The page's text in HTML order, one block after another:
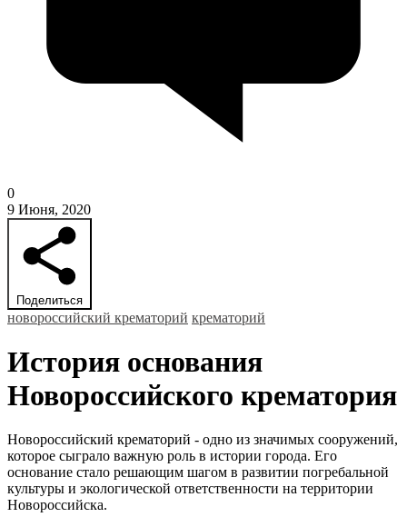
0
9 Июня, 2020
Поделиться
новороссийский крематорий крематорий
История основания
Новороссийского крематория
Новороссийский крематорий - одно из значимых сооружений,
которое сыграло важную роль в истории города. Его
основание стало решающим шагом в развитии погребальной
культуры и экологической ответственности на территории
Новороссийска.